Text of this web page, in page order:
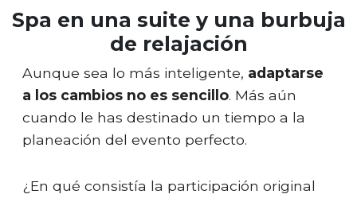
Spa en una suite y una burbuja
de relajación
Aunque sea lo más inteligente, adaptarse
a los cambios no es sencillo. Más aún
cuando le has destinado un tiempo a la
planeación del evento perfecto.
¿En qué consistía la participación original